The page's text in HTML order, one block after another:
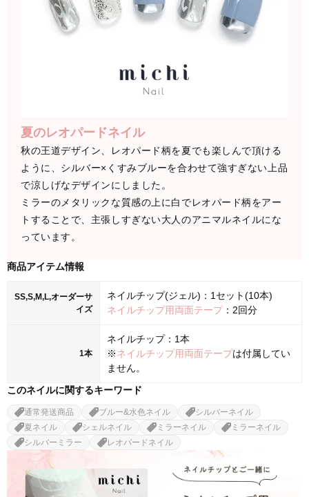
夏のレオパードネイル
秋の王道デザイン、レオパード柄を夏でも楽しんで頂ける
ように、シルバー×くすみブルーを合わせて強すぎない上品
で涼しげなデザインにしました。
ミラーのメタリックな質感の上に白でレオパード柄をアー
トすることで、主張しすぎない大人のアニマルネイルにな
っています。
商品アイテム情報
SS,S,M,L,オーダーサ
イズ
ネイルチップ(ジェル)：1セット(10本)
ネイルチップ用両面テープ：2回分
1本
ネイルチップ：1本
※ネイルチップ用両面テープは付属してい
ません。
このネイルに関するキーワード
通常発送商品 ブルー&水色ネイル
シルバーネイル
夏ネイル
シェルネイル ミラーネイル
ミラーネイル
シルバーミラー
レオパードネイル